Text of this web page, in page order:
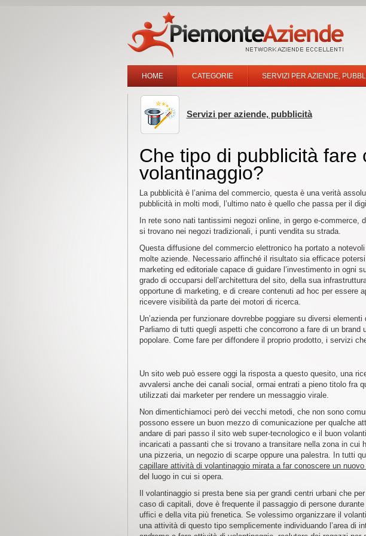
HOME CATEGORIE SERVIZI PER AZIENDE,
Servizi per aziende, pubblicità
Che tipo di pubblicità fare
volantinaggio?
La pubblicità è l’anima del commercio, questa è una verità
pubblicità in molti modi, l’ultimo nato è quello che passa per il
In rete sono nati tantissimi negozi online, in gergo e-commerce,
si trovano nei negozi tradizionali, i punti vendita su strada.
Questa diffusione del commercio elettronico ha portato a
molte aziende. Necessario affinché il risultato sia efficace
marketing ed editoriale capace di guidare l’investimento in ogni
grado di occuparsi dell’architettura del sito, della sua
opportune di marketing, e di creare contenuti ad hoc per essere
ricevere visibilità da parte dei motori di ricerca.
Un’azienda per funzionare dovrebbe poggiare su diversi
Parliamo di tutti quegli aspetti che concorrono a fare di un brand
popolare. Come fare per diffondere il proprio prodotto, i servizi
Un sito web può essere oggi la risposta a questo quesito, una
avvalersi anche dei canali social, ormai entrati a pieno titolo fra
utilizzati dai marketer per rendere un messaggio virale.
Non dimentichiamoci però dei vecchi metodi, che non sono
possono essere un buon mezzo di comunicazione per qualche
andare di pari passo il sito web super-tecnologico e il buon
incaricati a passanti che si trovano a transitare nella zona in cui
una pizzeria, un negozio di scarpe oppure una palestra. In tutti
capillare attività di volantinaggio mirata a far conoscere un
del luogo in cui si opera.
Il volantinaggio si presta bene sia per grandi centri urbani che
caso di capitali, dove è frequente il passaggio di persone
uffici e della vita più frenetica. Se volessimo organizzare il
una attività di questo tipo semplicemente individuando l’area di